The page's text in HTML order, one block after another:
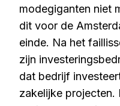
modegiganten niet
dit voor de
einde. Na het
zijn
dat bedrijf
zakelijke projecten.